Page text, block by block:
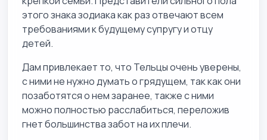
этого знака зодиака как раз отвечают всем
требованиями к будущему супругу и отцу
детей.
Дам привлекает то, что Тельцы очень уверены,
с ними не нужно думать о грядущем, так как они
позаботятся о нем заранее, также с ними
можно полностью расслабиться, переложив
гнет большинства забот на их плечи.